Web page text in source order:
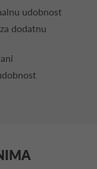
udobnost
dodatnu